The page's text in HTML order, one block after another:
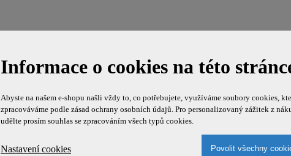
Informace o cookies na této
Abyste na našem e-shopu našli vždy to, co potřebujete, využíváme soubory cookies,
zpracováváme podle zásad ochrany osobních údajů. Pro personalizovaný zážitek z
udělte prosím souhlas se zpracováním všech typů cookies.
Nastavení cookies